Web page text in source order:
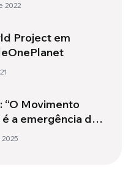
2022
Project em
“O Movimento
é a emergência de
de ser”